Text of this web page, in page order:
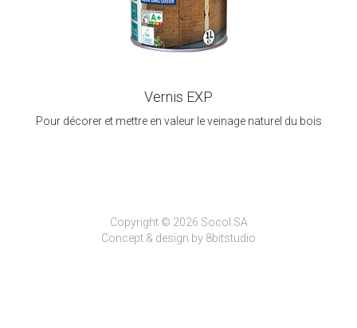
Vernis EXP
Pour décorer et mettre en valeur le veinage naturel du bois
Copyright © 2026 Socol SA
Concept & design by 8bitstudio